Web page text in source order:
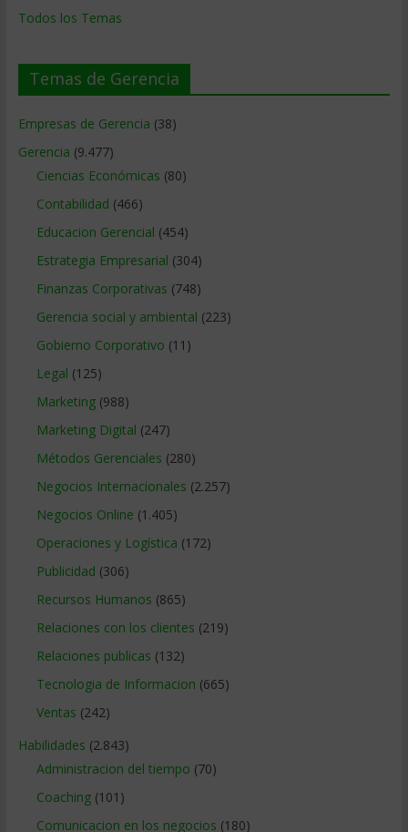
Todos los Temas
Temas de Gerencia
Empresas de Gerencia (38)
Gerencia (9.477)
Ciencias Económicas (80)
Contabilidad (466)
Educacion Gerencial (454)
Estrategia Empresarial (304)
Finanzas Corporativas (748)
Gerencia social y ambiental (223)
Gobierno Corporativo (11)
Legal (125)
Marketing(988)
Marketing Digital (247)
Métodos Gerenciales (280)
Negocios Internacionales (2.257)
Negocios Online (1.405)
Operaciones y Logística (172)
Publicidad (306)
Recursos Humanos (865)
Relaciones con los clientes (219)
Relaciones publicas (132)
Tecnologia de Informacion (665)
Ventas (242)
Habilidades (2.843)
Administracion del tiempo (70)
Coaching(101)
Comunicacion en los negocios (180)